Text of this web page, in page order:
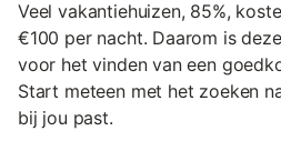
Veel vakantiehuizen, 85%,
€100 per nacht. Daarom is
voor het vinden van een
Start meteen met het zoeken
bij jou past.